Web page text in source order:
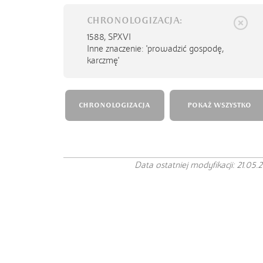
CHRONOLOGIZACJA:
1588, SPXVI
Inne znaczenie: 'prowadzić gospodę,
karczmę'
CHRONOLOGIZACJA POKAŻ WSZYSTKO
Data ostatniej modyfikacji: